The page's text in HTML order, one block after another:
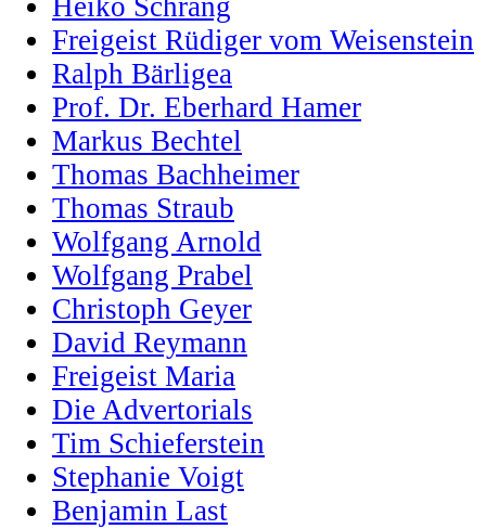
Heiko Schrang
Freigeist Rüdiger vom Weisenstein
Ralph Bärligea
Prof. Dr. Eberhard Hamer
Markus Bechtel
Thomas Bachheimer
Thomas Straub
Wolfgang Arnold
Wolfgang Prabel
Christoph Geyer
David Reymann
Freigeist Maria
Die Advertorials
Tim Schieferstein
Stephanie Voigt
Benjamin Last